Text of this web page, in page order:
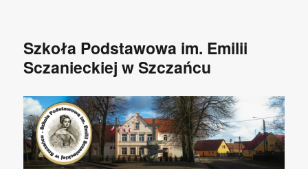
Szkoła Podstawowa im. Emilii
Sczanieckiej w Szczańcu